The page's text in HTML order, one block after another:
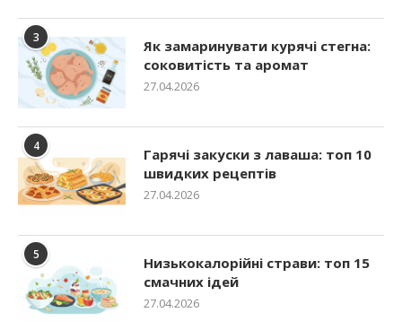
3
Як замаринувати курячі стегна:
соковитість та аромат
27.04.2026
4
Гарячі закуски з лаваша: топ 10
швидких рецептів
27.04.2026
5
Низькокалорійні страви: топ 15
смачних ідей
27.04.2026